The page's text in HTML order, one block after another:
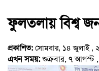
ফুলতলায় বিশ্ব
প্রকাশিত: সোমবার, ১৪ জুলাই ,
এখন সময়:শুক্রবার, ৭